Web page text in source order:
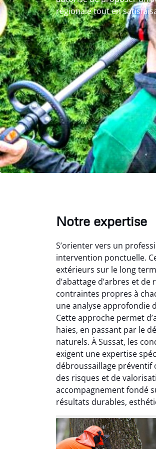
régionale tout en
Notre expertise
S’orienter vers un
intervention ponctuelle.
extérieurs sur le long
d’abattage d’arbres et
contraintes propres à
une analyse approfondie
Cette approche permet
haies, en passant par le
naturels. À Sussat, les
exigent une expertise
débroussaillage préventif
des risques et de
accompagnement fondé
résultats durables,